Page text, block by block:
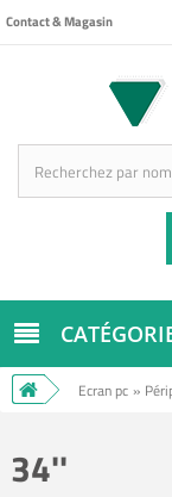
Contact & Magasin
Ecran pc »
34''